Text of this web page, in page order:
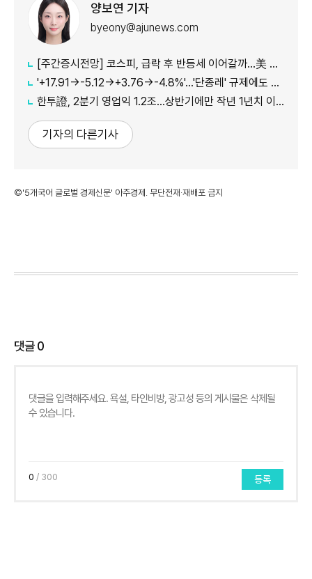
양보연 기자
byeony@ajunews.com
[주간증시전망] 코스피, 급락 후 반등세 이어갈까…美 CPI·외국인 수급 '촉각'
'+17.91→-5.12→+3.76→-4.8%'…'단종레' 규제에도 여전히 롤러코스터 타는 코스피
한투證, 2분기 영업익 1.2조…상반기에만 작년 1년치 이익만큼 벌었다
기자의 다른기사
©'5개국어 글로벌 경제신문' 아주경제. 무단전재·재배포 금지
댓글0
0 / 300 등록